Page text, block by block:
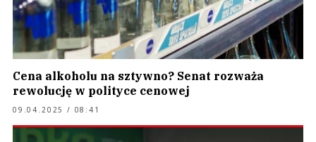
Cena alkoholu na sztywno? Senat rozważa
rewolucję w polityce cenowej
09.04.2025 / 08:41